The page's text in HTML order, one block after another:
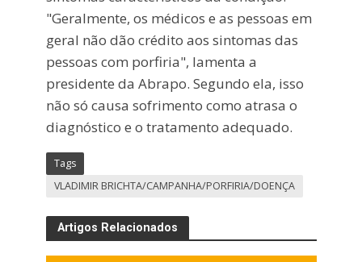
"Geralmente, os médicos e as pessoas em
geral não dão crédito aos sintomas das
pessoas com porfiria", lamenta a
presidente da Abrapo. Segundo ela, isso
não só causa sofrimento como atrasa o
diagnóstico e o tratamento adequado.
Tags
VLADIMIR BRICHTA/CAMPANHA/PORFIRIA/DOENÇA
Artigos Relacionados